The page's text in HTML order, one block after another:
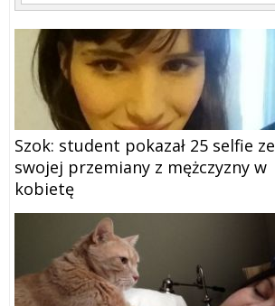
Szok: student pokazał 25 selfie ze
swojej przemiany z mężczyzny w
kobietę